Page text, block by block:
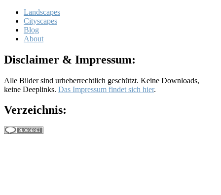
Landscapes
Cityscapes
Blog
About
Disclaimer & Impressum:
Alle Bilder sind urheberrechtlich geschützt. Keine Downloads,
keine Deeplinks. Das Impressum findet sich hier.
Verzeichnis: